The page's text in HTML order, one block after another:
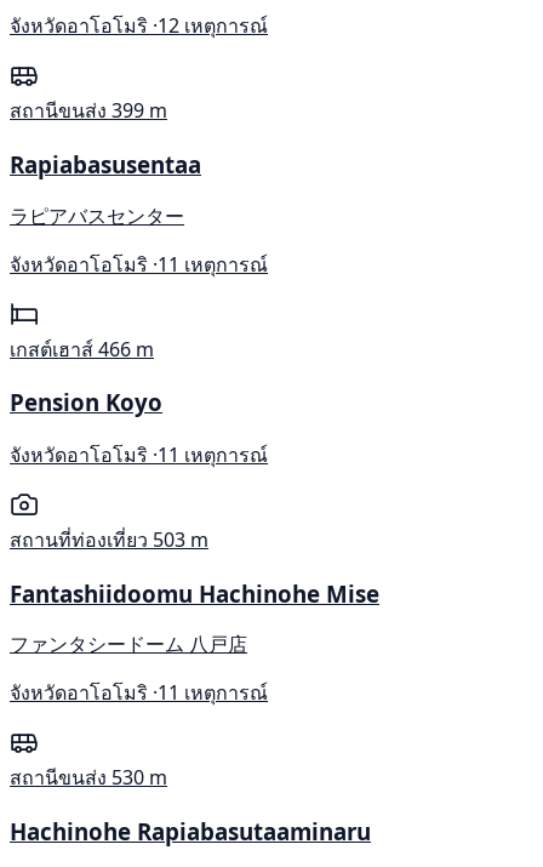
จังหวัดอาโอโมริ ·12 เหตุการณ์
สถานีขนส่ง 399 m
Rapiabasusentaa
ラピアバスセンター
จังหวัดอาโอโมริ ·11 เหตุการณ์
เกสต์เฮาส์466 m
Pension Koyo
จังหวัดอาโอโมริ ·11 เหตุการณ์
สถานที่ท่องเที่ยว 503 m
Fantashiidoomu Hachinohe Mise
ファンタシードーム 八戸店
จังหวัดอาโอโมริ ·11 เหตุการณ์
สถานีขนส่ง 530 m
Hachinohe Rapiabasutaaminaru